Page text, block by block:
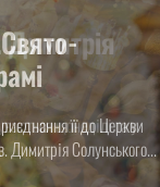
її до Церкви
Димитрія Солунського...